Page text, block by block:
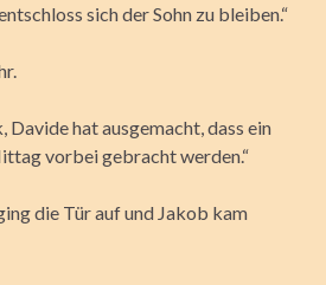
sich der Sohn zu bleiben.“
Davide hat ausgemacht, dass ein
vorbei gebracht werden.“
die Tür auf und Jakob kam